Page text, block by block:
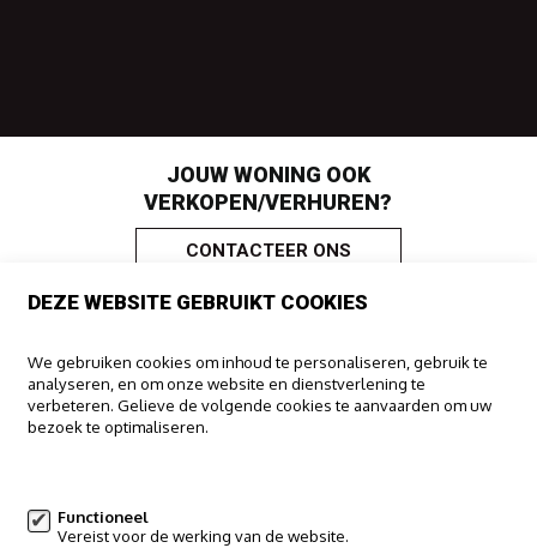
JOUW WONING OOK
VERKOPEN/VERHUREN?
CONTACTEER ONS
IMMOO
Haachtsesteenweg 322
1910 Kampenhout
DEZE WEBSITE GEBRUIKT COOKIES
We gebruiken cookies om inhoud te personaliseren, gebruik te
analyseren, en om onze website en dienstverlening te
verbeteren. Gelieve de volgende cookies te aanvaarden om uw
bezoek te optimaliseren.
Functioneel
Vereist voor de werking van de website.